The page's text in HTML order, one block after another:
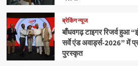
ब्रेकिंग न्यूज
बाँधवगढ़ टाइगर रिजर्व हुआ
सर्वे एंड अवार्ड्स-2026” में
पुरस्कृत